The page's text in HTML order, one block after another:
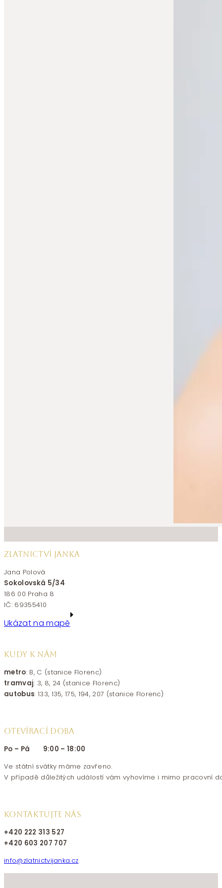
ZLATNICTVÍ JANKA
Jana Polová
Sokolovská 5/34
186 00 Praha 8
IČ: 69355410
Ukázat na mapě
KUDY K NÁM
metro: B, C (stanice Florenc)
tramvaj: 3, 8, 24 (stanice Florenc)
autobus: 133, 135, 175, 194, 207 (stanice Florenc)
OTEVÍRACÍ DOBA
Po – Pá 9:00 – 18:00
Ve státní svátky máme zavřeno.
V případě důležitých událostí vám vyhovíme i mimo pracovní
KONTAKTUJTE NÁS
+420 222 313 527
+420 603 207 707
info@zlatnictvijanka.cz